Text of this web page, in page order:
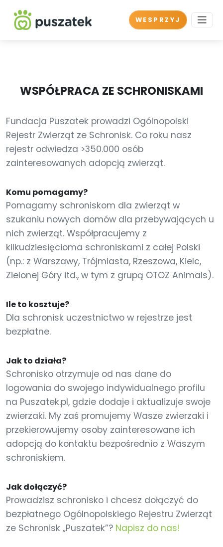
WESPRZYJ
WSPÓŁPRACA ZE SCHRONISKAMI
Fundacja Puszatek prowadzi Ogólnopolski
Rejestr Zwierząt ze Schronisk. Co roku nasz
rejestr odwiedza >350.000 osób
zainteresowanych adopcją zwierząt.
Komu pomagamy?
Pomagamy schroniskom dla zwierząt w
szukaniu nowych domów dla przebywających u
nich zwierząt. Współpracujemy z
kilkudziesięcioma schroniskami z całej Polski
(np.: z Warszawy, Trójmiasta, Rzeszowa, Kielc,
Zielonej Góry itd., w tym z grupą OTOZ Animals).
Ile to kosztuje?
Dla schronisk uczestnictwo w rejestrze jest
bezpłatne.
Jak to działa?
Schronisko otrzymuje od nas dane do
logowania do swojego indywidualnego profilu
na Puszatek.pl, gdzie dodaje i aktualizuje swoje
zwierzaki. My zaś promujemy Wasze zwierzaki i
przekierowujemy osoby zainteresowane ich
adopcją do kontaktu bezpośrednio z Waszym
schroniskiem.
Jak dołączyć?
Prowadzisz schronisko i chcesz dołączyć do
bezpłatnego Ogólnopolskiego Rejestru Zwierząt
ze Schronisk „Puszatek”? Napisz do nas!